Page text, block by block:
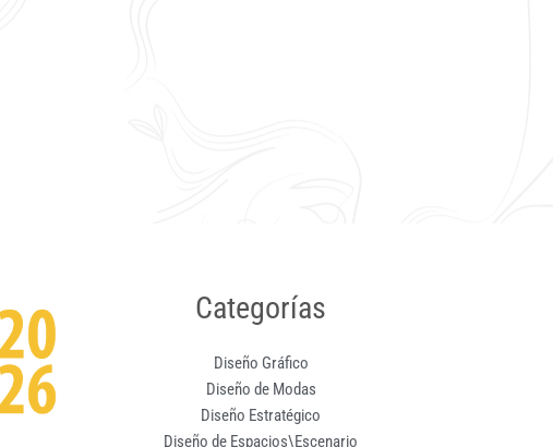
Categorías
Diseño Gráfico
Diseño de Modas
Diseño Estratégico
Diseño de Espacios\Escenario